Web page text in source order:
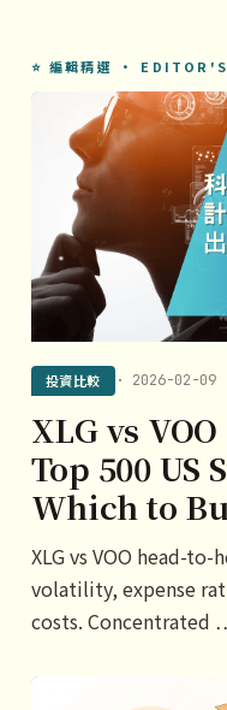
⭐ 編輯精選 ·
投資比較 · 2026-02-09
XLG vs
Top 500 US
Which to
XLG vs VOO head-
volatility, expense
costs. Concentrated